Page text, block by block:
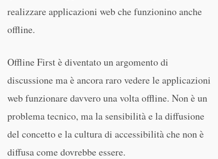
realizzare applicazioni web che funzionino anche
offline.
Offline First è diventato un argomento di
discussione ma è ancora raro vedere le applicazioni
web funzionare davvero una volta offline. Non è un
problema tecnico, ma la sensibilità e la diffusione
del concetto e la cultura di accessibilità che non è
diffusa come dovrebbe essere.